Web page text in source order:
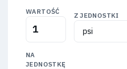
WARTOŚĆ
Z JEDNOSTKI
NA
JEDNOSTKĘ